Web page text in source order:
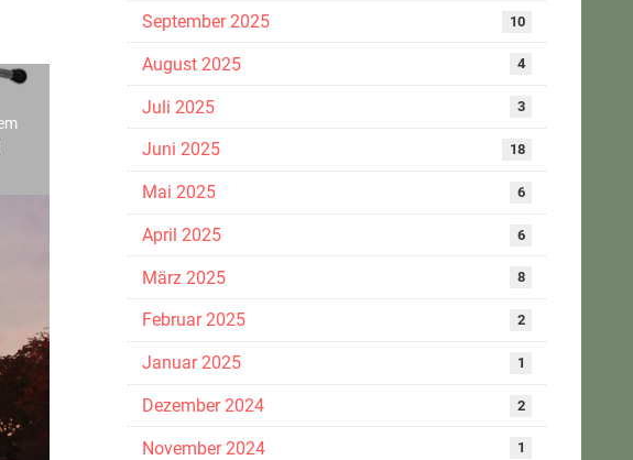
September 2025 10
August 2025 4
Juli 2025 3
Juni 2025 18
Mai 2025 6
April 2025 6
März 2025 8
Februar 2025 2
Januar 2025 1
Dezember 2024 2
November 2024 1